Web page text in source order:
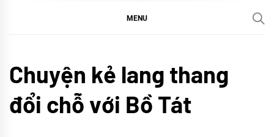
MENU
Yoga
TỨC
Chuyện kẻ lang thang
đổi chỗ với Bồ Tát